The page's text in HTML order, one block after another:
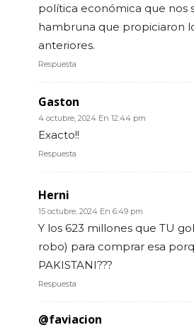
política económica que nos
hambruna que propiciaron
anteriores.
Respuesta
Gaston
4 octubre, 2024 En 12:44 pm
Exacto!!
Respuesta
Herni
15 octubre, 2024 En 6:49 pm
Y los 623 millones que TU
robo) para comprar esa
PAKISTANI???
Respuesta
@faviacion